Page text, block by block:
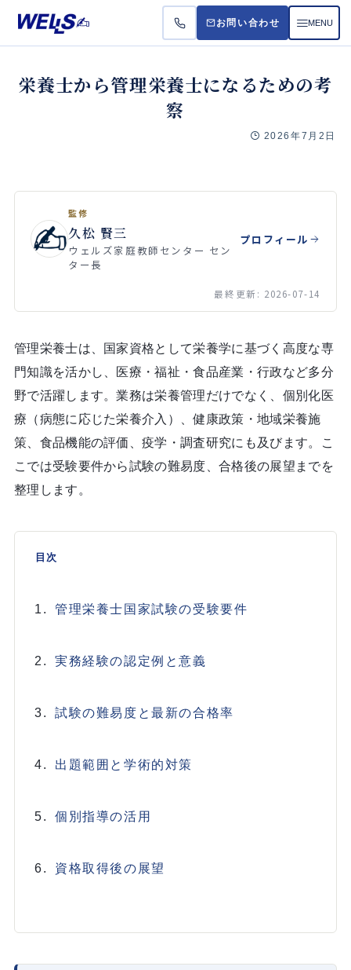
お
お問い合わせ MENU
栄養士から管理栄養士になるための考
察
2026年7月2日
監修
久松 賢三
ウェルズ家庭教師センター セン
ター長
プロフィール
最終更新: 2026-07-14
管理栄養士は、国家資格として栄養学に基づく高度な専
門知識を活かし、医療・福祉・食品産業・行政など多分
野で活躍します。業務は栄養管理だけでなく、個別化医
療（病態に応じた栄養介入）、健康政策・地域栄養施
策、食品機能の評価、疫学・調査研究にも及びます。こ
こでは受験要件から試験の難易度、合格後の展望までを
整理します。
目次
管理栄養士国家試験の受験要件
実務経験の認定例と意義
試験の難易度と最新の合格率
出題範囲と学術的対策
個別指導の活用
資格取得後の展望